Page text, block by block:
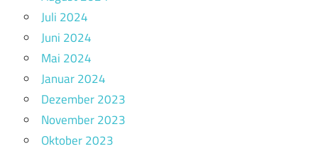
Juli 2024
Juni 2024
Mai 2024
Januar 2024
Dezember 2023
November 2023
Oktober 2023